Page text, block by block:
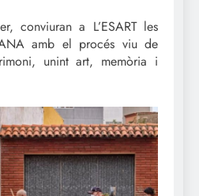
conviuran a L’ESART les
amb el procés viu de
unint art, memòria i